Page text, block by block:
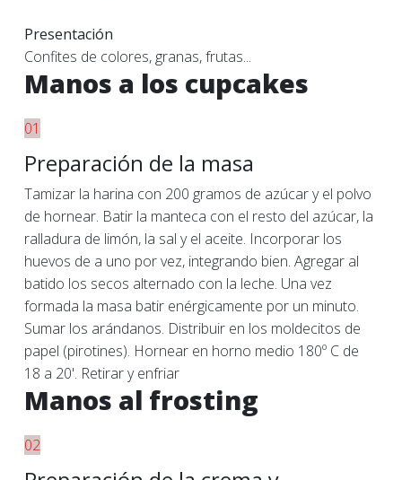
Presentación
Confites de colores, granas, frutas...
Manos a los cupcakes
01
Preparación de la masa
Tamizar la harina con 200 gramos de azúcar y el polvo
de hornear. Batir la manteca con el resto del azúcar, la
ralladura de limón, la sal y el aceite. Incorporar los
huevos de a uno por vez, integrando bien. Agregar al
batido los secos alternado con la leche. Una vez
formada la masa batir enérgicamente por un minuto.
Sumar los arándanos. Distribuir en los moldecitos de
papel (pirotines). Hornear en horno medio 180º C de
18 a 20'. Retirar y enfriar
Manos al frosting
02